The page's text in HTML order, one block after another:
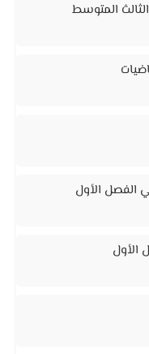
المتوسط
الفصل الأول
الأول